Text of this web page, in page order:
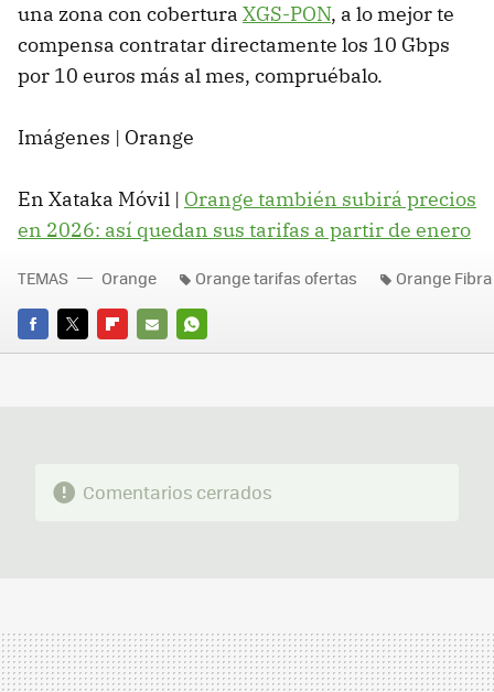
una zona con cobertura XGS-PON, a lo mejor te
compensa contratar directamente los 10 Gbps
por 10 euros más al mes, compruébalo.
Imágenes | Orange
En Xataka Móvil | Orange también subirá precios
en 2026: así quedan sus tarifas a partir de enero
FACEBOOK
TWITTERFLIPBOARD
E-
WHATSAPP
TEMAS Orange Orange tarifas ofertas Orange Fibra
Comentarios cerrados